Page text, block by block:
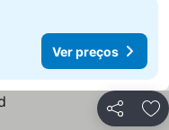
Ver preços
Partilhar